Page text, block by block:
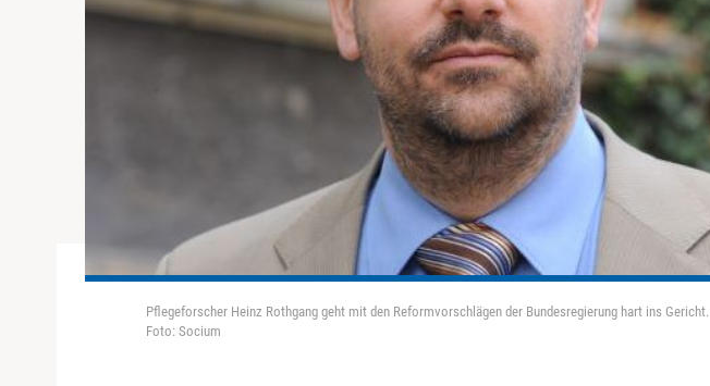
Pflegeforscher Heinz Rothgang geht mit den Reformvorschlägen der Bundesregierung hart ins Gericht.
Foto: Socium